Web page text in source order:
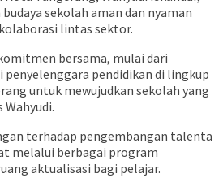
sekolah aman dan nyaman
lintas sektor.
bersama, mulai dari
penyelenggara pendidikan di lingkup
untuk mewujudkan sekolah yang
Wahyudi.
terhadap pengembangan talenta
melalui berbagai program
aktualisasi bagi pelajar.